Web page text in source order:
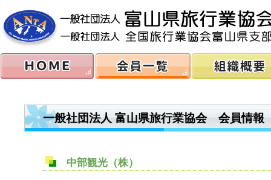
一般社団法人 富山県旅行業協会 会員情報
中部観光（株）